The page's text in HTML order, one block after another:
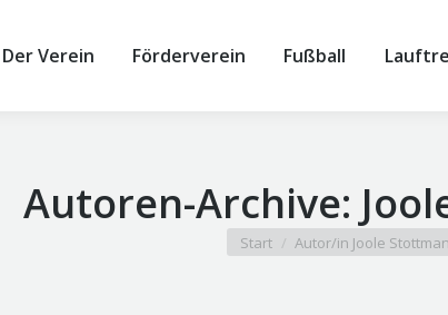
Der Verein Förderverein Fußball
Autoren-Archive:
Sie befinden sich hier:
Start Autor/in Joole